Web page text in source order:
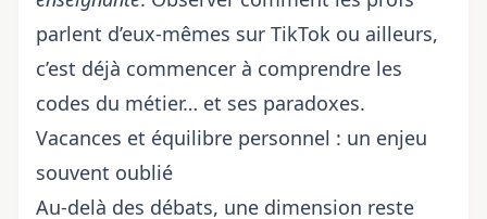
parlent d’eux-mêmes sur TikTok ou ailleurs,
c’est déjà commencer à comprendre les
codes du métier… et ses paradoxes.
Vacances et équilibre personnel : un enjeu
souvent oublié
Au-delà des débats, une dimension reste